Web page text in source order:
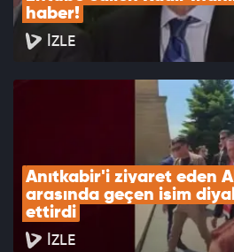
haber!
İZLE
Anıtkabir'i ziyaret eden
arasında geçen isim
ettirdi
İZLE